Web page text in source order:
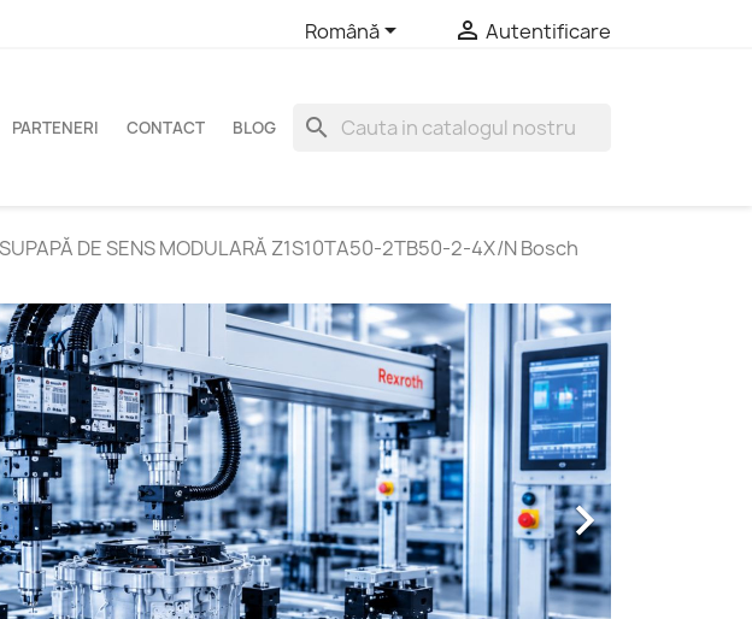
Română  Autentificare
search
PARTENERI CONTACT BLOG
DE SENS MODULARĂ Z1S10TA50-2TB50-2-4X/N Bosch
